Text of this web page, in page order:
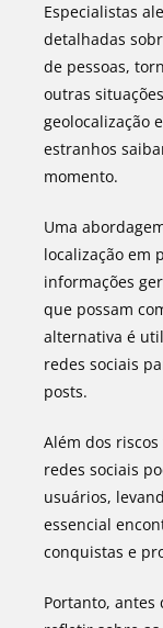
Especialistas
detalhadas
de pessoas,
outras
geolocalização
estranhos
momento.
Uma
localização em
informações
que possam
alternativa é
redes sociais
posts.
Além dos riscos
redes sociais
usuários,
essencial
conquistas e
Portanto, antes